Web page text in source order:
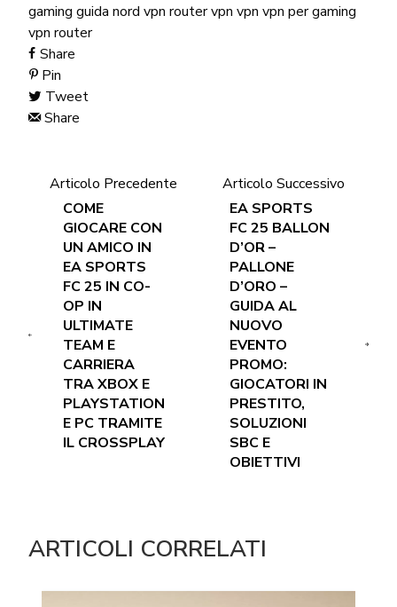
gaming guida nord vpn router vpn vpn vpn per gaming
vpn router
Share
Pin
Tweet
Share
Articolo Precedente
COME
GIOCARE CON
UN AMICO IN
EA SPORTS
FC 25 IN CO-
OP IN
ULTIMATE
TEAM E
CARRIERA
TRA XBOX E
PLAYSTATION
E PC TRAMITE
IL CROSSPLAY
Articolo Successivo
EA SPORTS
FC 25 BALLON
D’OR –
PALLONE
D’ORO –
GUIDA AL
NUOVO
EVENTO
PROMO:
GIOCATORI IN
PRESTITO,
SOLUZIONI
SBC E
OBIETTIVI
ARTICOLI CORRELATI